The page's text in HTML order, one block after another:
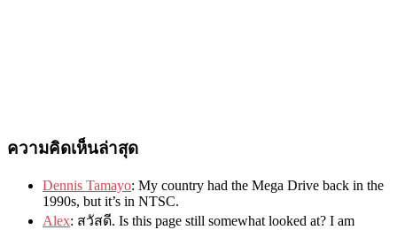
ความคิดเห็นล่าสุด
Dennis Tamayo: My country had the Mega Drive back in the
1990s, but it’s in NTSC.
Alex: สวัสดี. Is this page still somewhat looked at? I am